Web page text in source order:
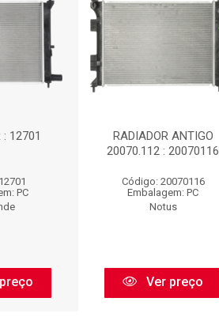
: 12701
PC
RADIADOR ANTIGO
20070.112 : 20070116
Código: 20070116
Embalagem: PC
Notus
Ver preço